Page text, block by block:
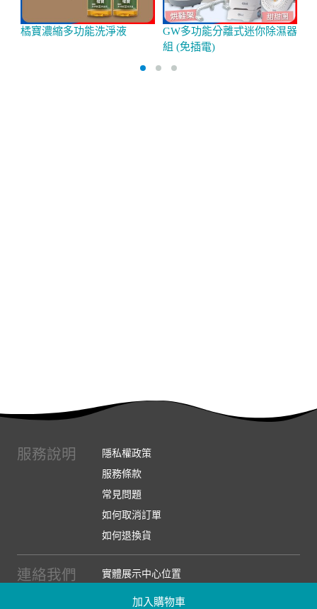
加入購物車
橘寶濃縮多功能洗淨液
GW多功能分離式迷你除濕器
組 (免插電)
服務說明
隱私權政策
服務條款
常見問題
如何取消訂單
如何退換貨
連絡我們
實體展示中心位置
實體購物服務條款